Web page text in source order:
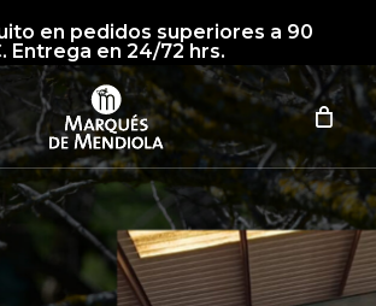
en pedidos superiores a 90
Entrega en 24/72 hrs.